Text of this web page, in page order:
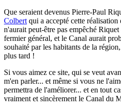
Que seraient devenus Pierre-Paul
Colbert qui a accepté cette
n'aurait peut-être pas empêché
fermier général, et le Canal aurait
souhaité par les habitants de la
plus tard !
Si vous aimez ce site, qui se veut
m'en parler... et même si vous ne
permettra de l'améliorer... et en tout
vraiment et sincèrement le Canal du